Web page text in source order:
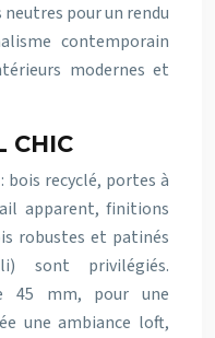
pour un rendu
contemporain
modernes et
CHIC
bois recyclé, portes à
apparent, finitions
robustes et patinés
sont privilégiés.
45 mm, pour une
une ambiance loft,